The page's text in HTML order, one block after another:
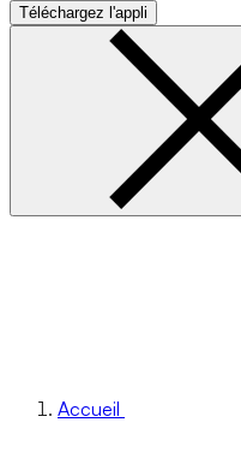
Téléchargez l'appli
Accueil